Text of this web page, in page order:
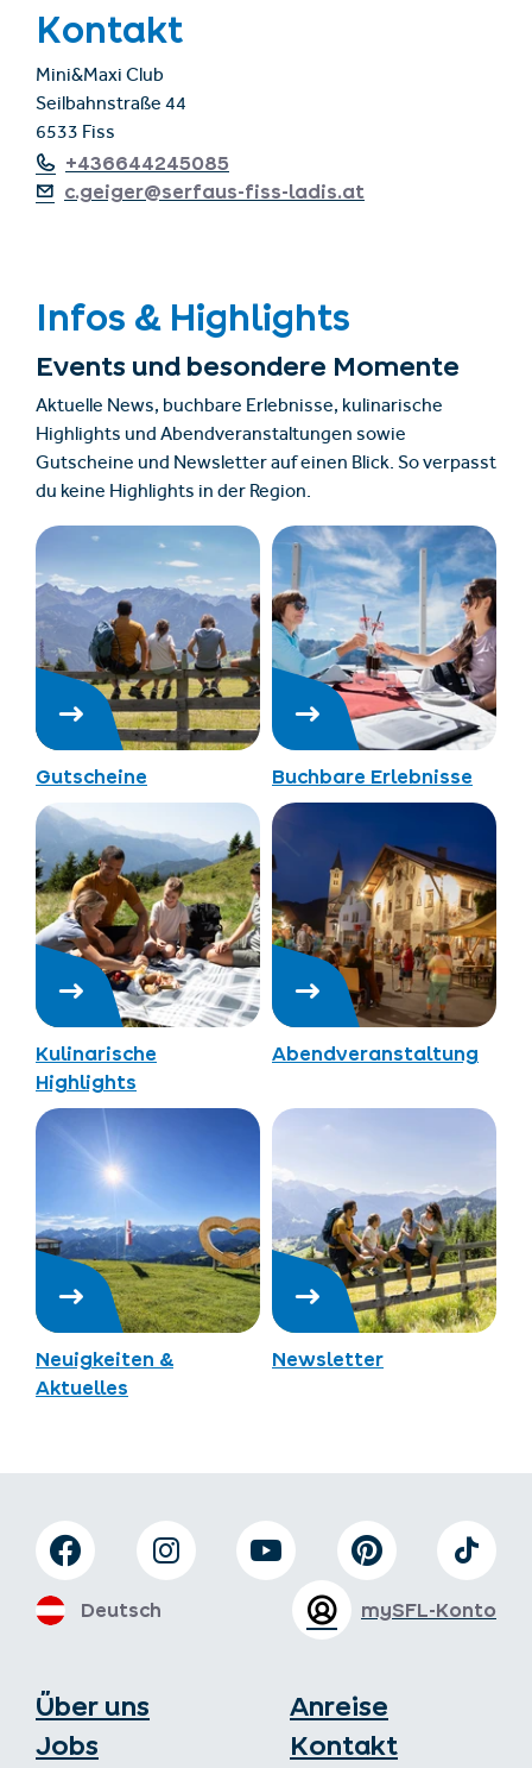
Kontakt
Mini&Maxi Club
Seilbahnstraße 44
6533 Fiss
+436644245085
c.geiger@serfaus-fiss-ladis.at
Infos & Highlights
Events und besondere Momente
Aktuelle News, buchbare Erlebnisse, kulinarische
Highlights und Abendveranstaltungen sowie
Gutscheine und Newsletter auf einen Blick. So verpasst
du keine Highlights in der Region.
Gutscheine Buchbare Erlebnisse
Kulinarische
Highlights
Abendveranstaltung
Neuigkeiten &
Aktuelles
Newsletter
Über uns
Jobs
Anreise
Kontakt
mySFL-Konto
Deutsch